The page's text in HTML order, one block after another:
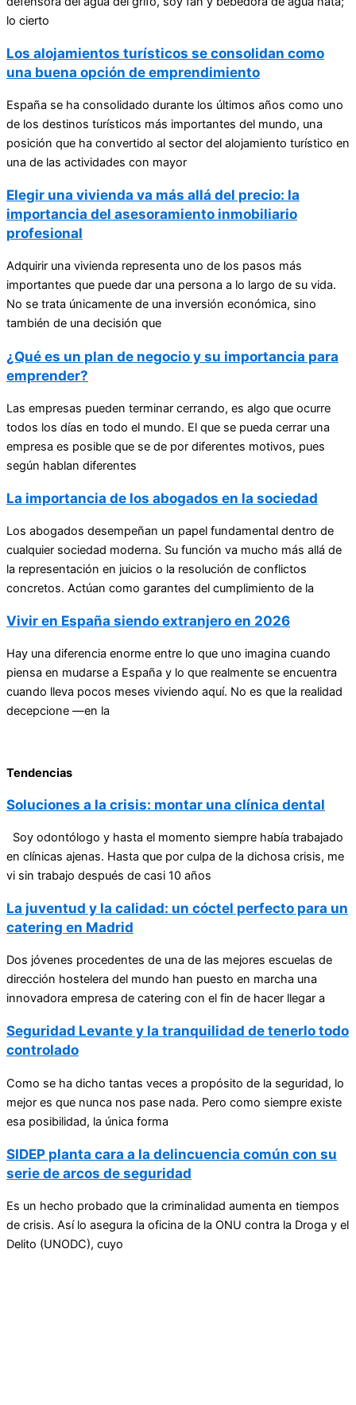
lo cierto
Los alojamientos turísticos se consolidan como
una buena opción de emprendimiento
España se ha consolidado durante los últimos años como uno
de los destinos turísticos más importantes del mundo, una
posición que ha convertido al sector del alojamiento turístico en
una de las actividades con mayor
Elegir una vivienda va más allá del precio: la
importancia del asesoramiento inmobiliario
profesional
Adquirir una vivienda representa uno de los pasos más
importantes que puede dar una persona a lo largo de su vida.
No se trata únicamente de una inversión económica, sino
también de una decisión que
¿Qué es un plan de negocio y su importancia para
emprender?
Las empresas pueden terminar cerrando, es algo que ocurre
todos los días en todo el mundo. El que se pueda cerrar una
empresa es posible que se de por diferentes motivos, pues
según hablan diferentes
La importancia de los abogados en la sociedad
Los abogados desempeñan un papel fundamental dentro de
cualquier sociedad moderna. Su función va mucho más allá de
la representación en juicios o la resolución de conflictos
concretos. Actúan como garantes del cumplimiento de la
Vivir en España siendo extranjero en 2026
Hay una diferencia enorme entre lo que uno imagina cuando
piensa en mudarse a España y lo que realmente se encuentra
cuando lleva pocos meses viviendo aquí. No es que la realidad
decepcione —en la
Tendencias
Soluciones a la crisis: montar una clínica dental
Soy odontólogo y hasta el momento siempre había trabajado
en clínicas ajenas. Hasta que por culpa de la dichosa crisis, me
vi sin trabajo después de casi 10 años
La juventud y la calidad: un cóctel perfecto para un
catering en Madrid
Dos jóvenes procedentes de una de las mejores escuelas de
dirección hostelera del mundo han puesto en marcha una
innovadora empresa de catering con el fin de hacer llegar a
Seguridad Levante y la tranquilidad de tenerlo todo
controlado
Como se ha dicho tantas veces a propósito de la seguridad, lo
mejor es que nunca nos pase nada. Pero como siempre existe
esa posibilidad, la única forma
SIDEP planta cara a la delincuencia común con su
serie de arcos de seguridad
Es un hecho probado que la criminalidad aumenta en tiempos
de crisis. Así lo asegura la oficina de la ONU contra la Droga y el
Delito (UNODC), cuyo